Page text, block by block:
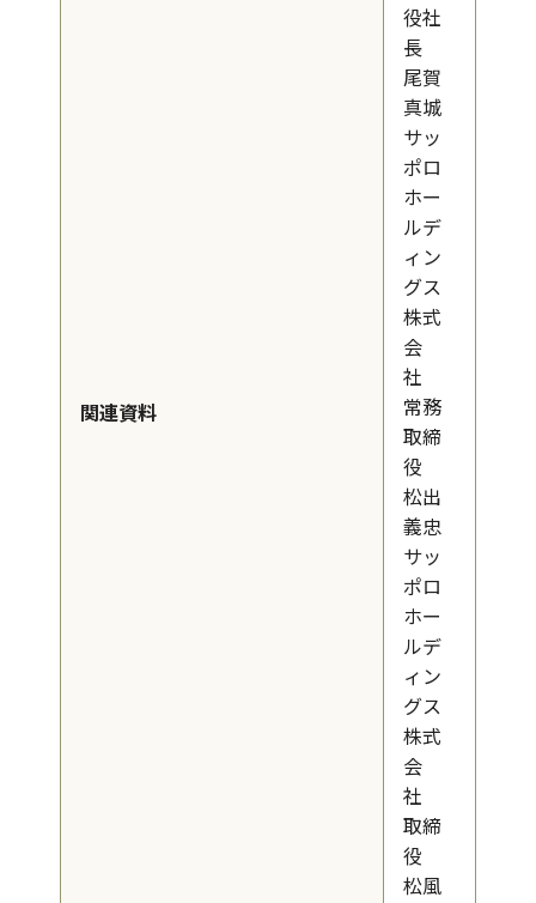
関連資料
役社
長
尾賀
真城
サッ
ポロ
ホー
ルデ
ィン
グス
株式
会
社
常務
取締
役
松出
義忠
サッ
ポロ
ホー
ルデ
ィン
グス
株式
会
社
取締
役
松風